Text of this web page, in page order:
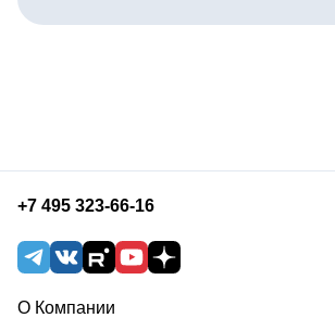
+7 495 323-66-16
О Компании